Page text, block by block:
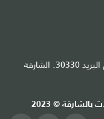
هيئة الطرق والمواصلات بالشارقة، صندوق البريد 30330. الشارقة
© 2023